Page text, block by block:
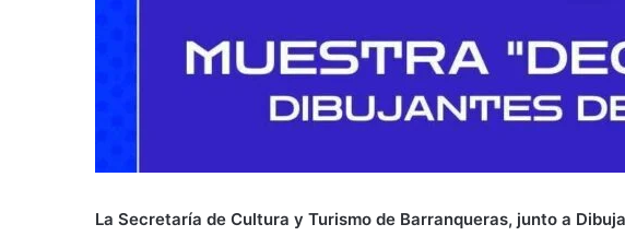
La Secretaría de Cultura y Turismo de Barranqueras, junto a